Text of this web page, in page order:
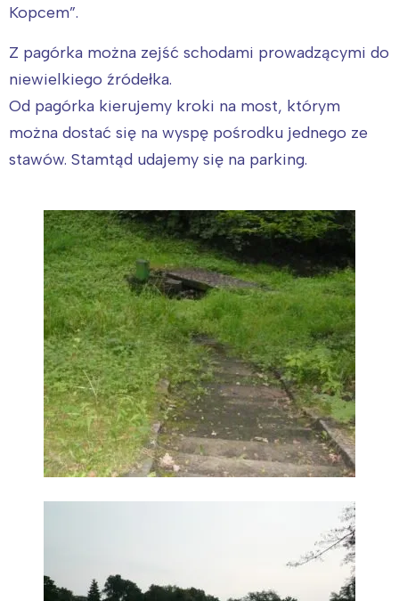
Kopcem”.
Z pagórka można zejść schodami prowadzącymi do
niewielkiego źródełka.
Od pagórka kierujemy kroki na most, którym
można dostać się na wyspę pośrodku jednego ze
stawów. Stamtąd udajemy się na parking.